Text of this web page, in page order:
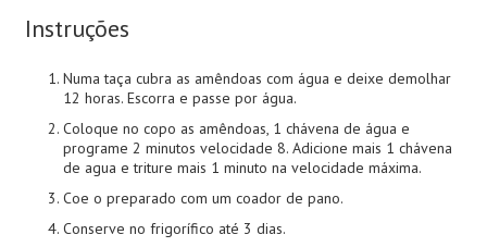
Instruções
Numa taça cubra as amêndoas com água e deixe demolhar
12 horas. Escorra e passe por água.
Coloque no copo as amêndoas, 1 chávena de água e
programe 2 minutos velocidade 8. Adicione mais 1 chávena
de agua e triture mais 1 minuto na velocidade máxima.
Coe o preparado com um coador de pano.
Conserve no frigorífico até 3 dias.